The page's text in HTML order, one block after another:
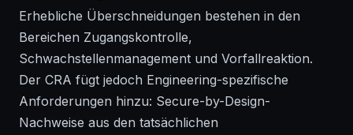
Erhebliche Überschneidungen bestehen in den
Bereichen Zugangskontrolle,
Schwachstellenmanagement und Vorfallreaktion.
Der CRA fügt jedoch Engineering-spezifische
Anforderungen hinzu: Secure-by-Design-
Nachweise aus den tatsächlichen